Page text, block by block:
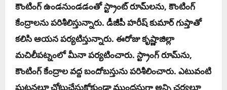
కౌంటింగ్ ఉండ‌నుండ‌డంతో స్ట్రాంట్ రూమ్‌ల‌ను, కౌంటింగ్
కేంద్రాల‌ను ప‌రిశీలిస్తున్నారు. డీజీపీ హరీష్‌ కుమార్‌ గుప్తాతో
కలిసి ఆయ‌న ప‌ర్య‌టిస్తున్నారు. ఈరోజు కృష్ణాజిల్లా
మ‌చిలీప‌ట్నంలో మీనా ప‌ర్య‌టించారు. స్ట్రాంగ్ రూమ్‌ను,
కౌంటింగ్ కేంద్రాల వ‌ద్ద బందోబ‌స్తును ప‌రిశీలించారు. ఎటువంటి
ఘ‌ట‌న‌లూ చోటుచేసుకోకుండా ముంద‌స్తుగా అన్ని చ‌ర్య‌లూ